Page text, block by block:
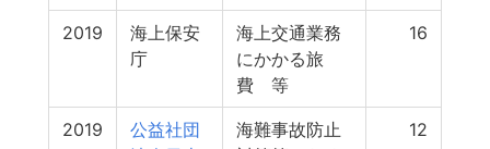
2019
海上保安
庁
海上交通業務
にかかる旅
費 等
16
2019
公益社団
海難事故防止
12